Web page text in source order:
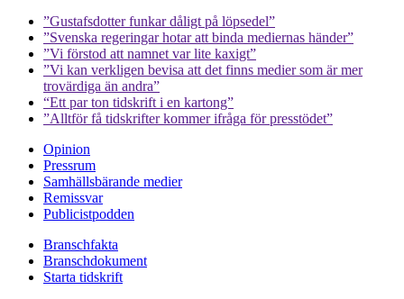
”Gustafsdotter funkar dåligt på löpsedel”
”Svenska regeringar hotar att binda mediernas händer”
”Vi förstod att namnet var lite kaxigt”
”Vi kan verkligen bevisa att det finns medier som är mer
trovärdiga än andra”
“Ett par ton tidskrift i en kartong”
”Alltför få tidskrifter kommer ifråga för presstödet”
Opinion
Pressrum
Samhällsbärande medier
Remissvar
Publicistpodden
Branschfakta
Branschdokument
Starta tidskrift